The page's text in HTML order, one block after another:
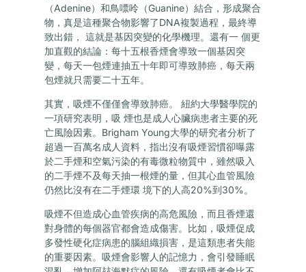
（Adenine）和鳥嘌呤（Guanine）結合，形成聚合
物，真是這種聚合物影響了DNA複製過程，最終導
致出錯， 這就是基因突變的化學機理。還有一 個更
加直觀的結論：每十五根香煙會導致一個基因突
變，每天一包煙連抽五十年即可導致肺癌，每天兩
包煙就只需要二十五年。
其實，吸煙不僅僅會導致肺癌。 紐約大學醫學院的
一項研究表明，吸 煙也是成人心臟病患者主要的死
亡風險因素。Brigham Young大學的研究者分析了
超過一百萬名成人資料，指出沒有吸煙習慣卻曝露
於二手煙和空氣污染的有毒微粒物質中，雖然吸入
的二手煙不及每天抽一根煙的量，但其心血管風險
仍然比沒有在二手煙環 境下的人高20%到30%。
吸煙不但造成心血管疾病的高危風險，而且香煙還
對身體的每個器官都會造成傷害。比如，吸煙促成
多發性硬化症病患的腦組織損害，是這類患者失能
的重要因素。吸煙會影響人的記憶力，會引發睡眠